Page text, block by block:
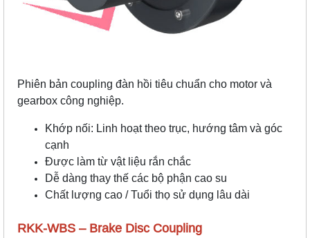
Phiên bản coupling đàn hồi tiêu chuẩn cho motor và
gearbox công nghiệp.
Khớp nối: Linh hoạt theo trục, hướng tâm và góc
cạnh
Được làm từ vật liệu rắn chắc
Dễ dàng thay thế các bộ phận cao su
Chất lượng cao / Tuổi thọ sử dụng lâu dài
RKK-WBS – Brake Disc Coupling